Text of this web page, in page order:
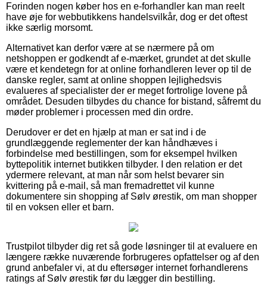
Forinden nogen køber hos en e-forhandler kan man reelt
have øje for webbutikkens handelsvilkår, dog er det oftest
ikke særlig morsomt.
Alternativet kan derfor være at se nærmere på om
netshoppen er godkendt af e-mærket, grundet at det skulle
være et kendetegn for at online forhandleren lever op til de
danske regler, samt at online shoppen lejlighedsvis
evalueres af specialister der er meget fortrolige lovene på
området. Desuden tilbydes du chance for bistand, såfremt du
møder problemer i processen med din ordre.
Derudover er det en hjælp at man er sat ind i de
grundlæggende reglementer der kan håndhæves i
forbindelse med bestillingen, som for eksempel hvilken
byttepolitik internet butikken tilbyder. I den relation er det
ydermere relevant, at man når som helst bevarer sin
kvittering på e-mail, så man fremadrettet vil kunne
dokumentere sin shopping af Sølv ørestik, om man shopper
til en voksen eller et barn.
Trustpilot tilbyder dig ret så gode løsninger til at evaluere en
længere række nuværende forbrugeres opfattelser og af den
grund anbefaler vi, at du eftersøger internet forhandlerens
ratings af Sølv ørestik før du lægger din bestilling.